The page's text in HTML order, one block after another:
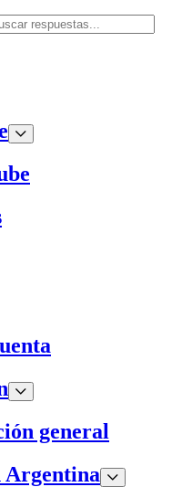
general
Argentina